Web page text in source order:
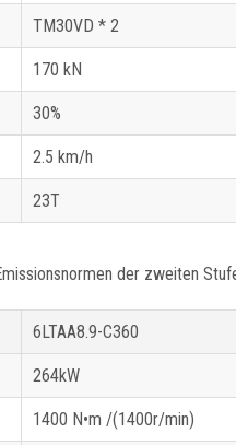
TM30VD * 2
170 kN
30%
2.5 km/h
23T
der zweiten
6LTAA8.9-C360
264kW
1400 N•m /(1400r/min)